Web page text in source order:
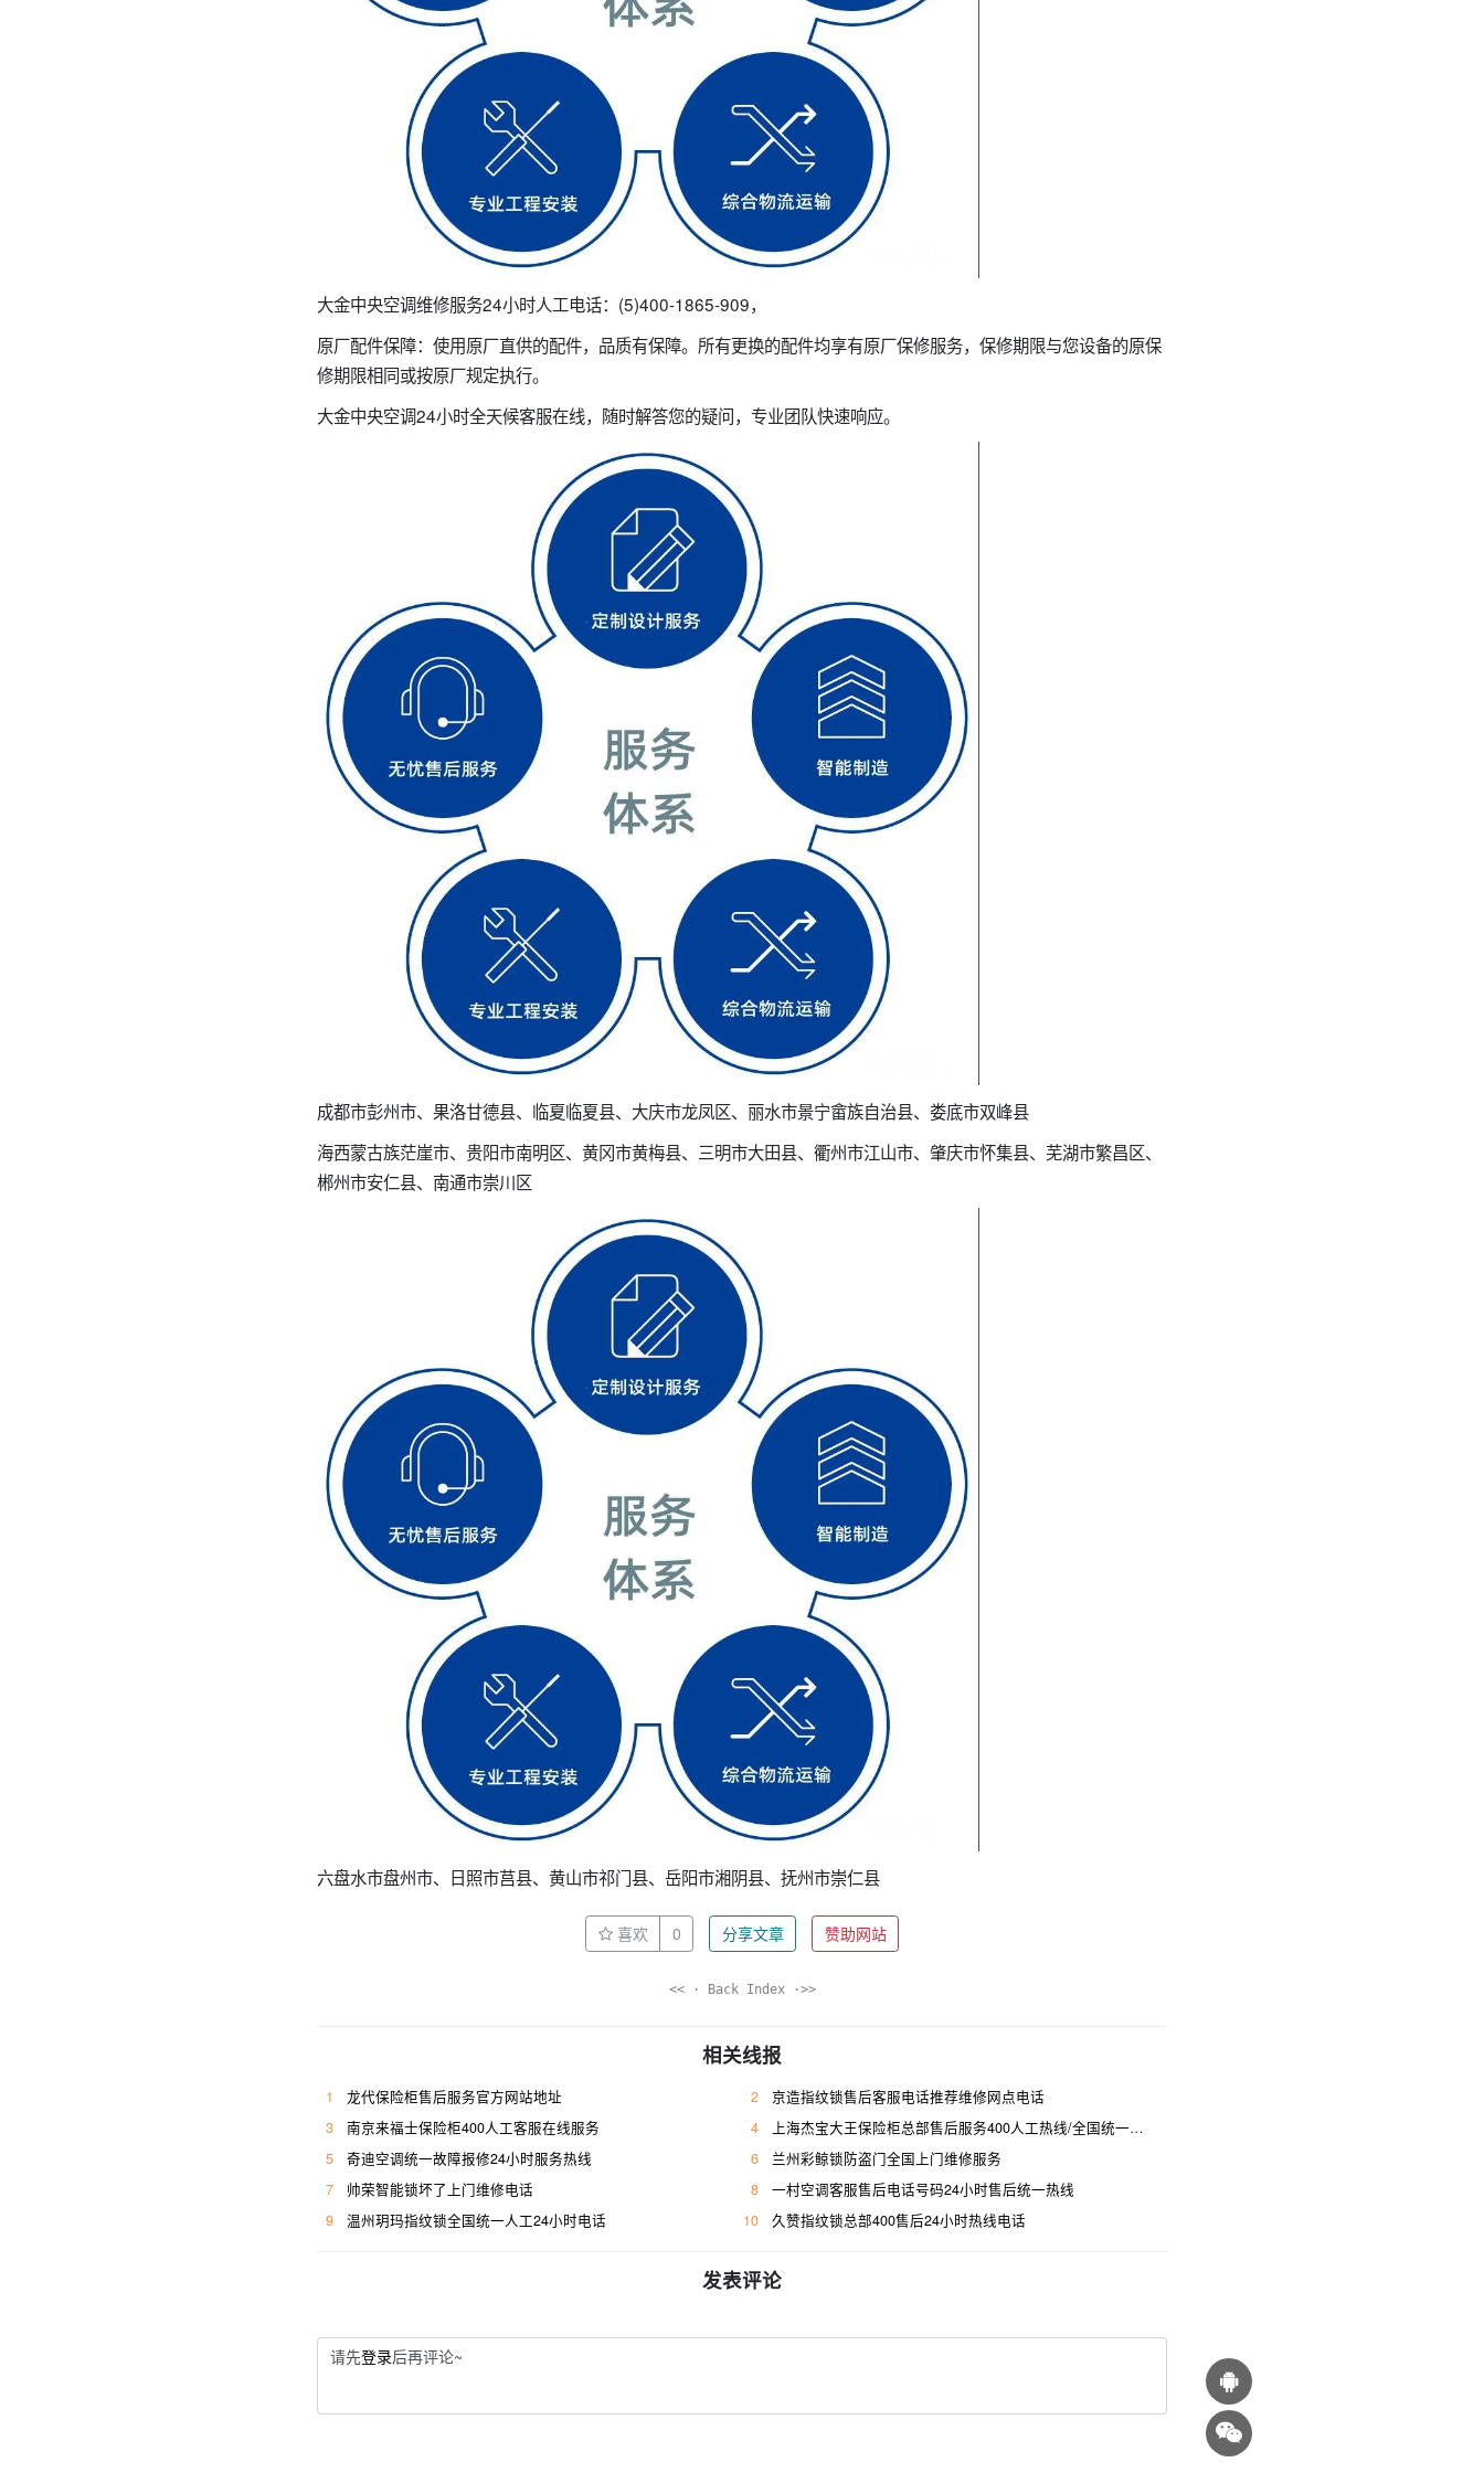
大金中央空调维修服务24小时人工电话：(5)400-1865-909，
原厂配件保障：使用原厂直供的配件，品质有保障。所有更换的配件均享有原厂保修服务，保修期限与您设备的原保
修期限相同或按原厂规定执行。
大金中央空调24小时全天候客服在线，随时解答您的疑问，专业团队快速响应。
成都市彭州市、果洛甘德县、临夏临夏县、大庆市龙凤区、丽水市景宁畲族自治县、娄底市双峰县
海西蒙古族茫崖市、贵阳市南明区、黄冈市黄梅县、三明市大田县、衢州市江山市、肇庆市怀集县、芜湖市繁昌区、
郴州市安仁县、南通市崇川区
六盘水市盘州市、日照市莒县、黄山市祁门县、岳阳市湘阴县、抚州市崇仁县
喜欢 0 分享文章 赞助网站
<< · Back Index ·>>
相关线报
1 龙代保险柜售后服务官方网站地址 2
京造指纹锁售后客服电话推荐维修网点电话
3
南京来福士保险柜400人工客服在线服务 4
上海杰宝大王保险柜总部售后服务400人工热线/全国统一维修电话是多少
5
奇迪空调统一故障报修24小时服务热线 6
兰州彩鲸锁防盗门全国上门维修服务
7
帅荣智能锁坏了上门维修电话 8
一村空调客服售后电话号码24小时售后统一热线
9
温州玥玛指纹锁全国统一人工24小时电话 10 久赞指纹锁总部400售后24小时热线电话
发表评论
请先登录后再评论~